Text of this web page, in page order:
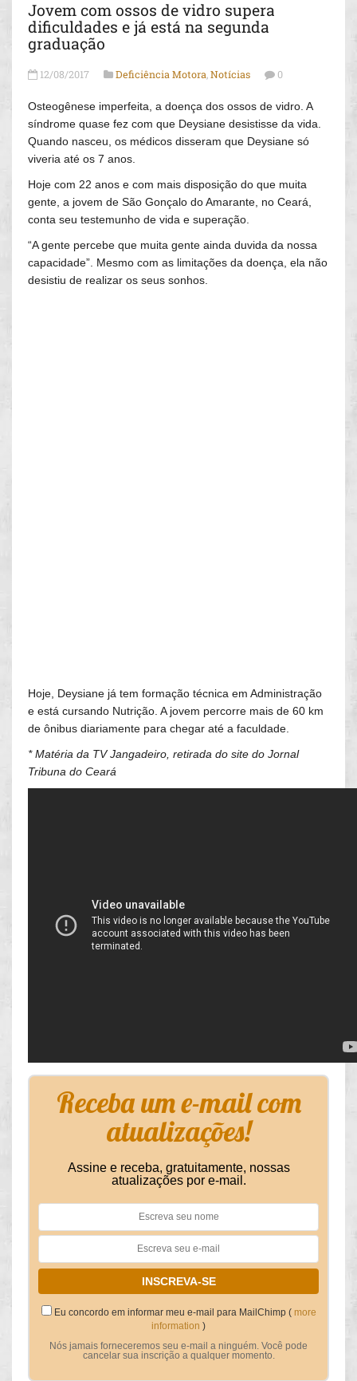
Jovem com ossos de vidro supera
dificuldades e já está na segunda
graduação
12/08/2017 Deficiência Motora,Notícias 0
Osteogênese imperfeita, a doença dos ossos de vidro. A
síndrome quase fez com que Deysiane desistisse da vida.
Quando nasceu, os médicos disseram que Deysiane só
viveria até os 7 anos.
Hoje com 22 anos e com mais disposição do que muita
gente, a jovem de São Gonçalo do Amarante, no Ceará,
conta seu testemunho de vida e superação.
“A gente percebe que muita gente ainda duvida da nossa
capacidade”. Mesmo com as limitações da doença, ela não
desistiu de realizar os seus sonhos.
Hoje, Deysiane já tem formação técnica em Administração
e está cursando Nutrição. A jovem percorre mais de 60 km
de ônibus diariamente para chegar até a faculdade.
* Matéria da TV Jangadeiro, retirada do site do Jornal
Tribuna do Ceará
Receba um e-mail com
atualizações!
Assine e receba, gratuitamente, nossas
atualizações por e-mail.
Eu concordo em informar meu e-mail para MailChimp ( more
information )
Nós jamais forneceremos seu e-mail a ninguém. Você pode
cancelar sua inscrição a qualquer momento.